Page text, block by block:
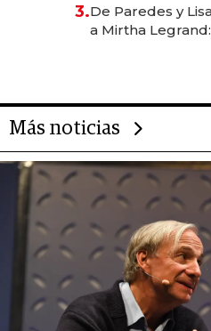
las marcas "fast
3.De Paredes y
a Mirtha
Más noticias